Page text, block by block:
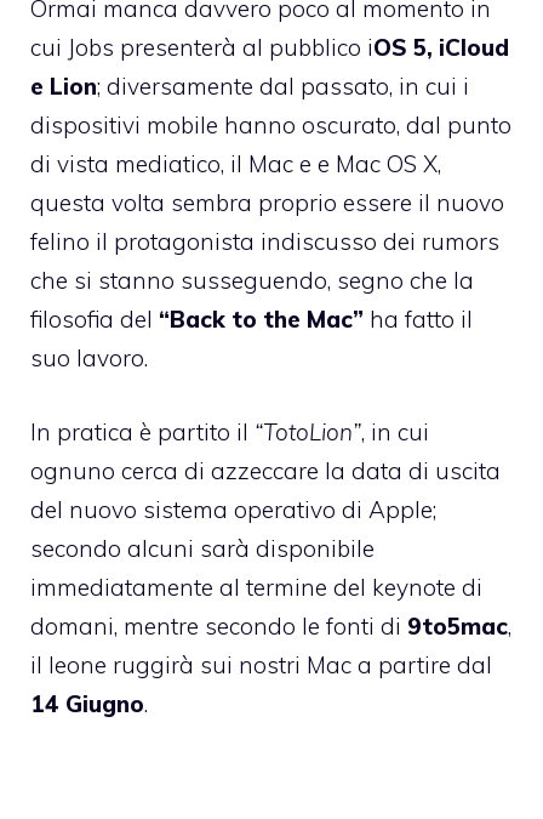
Ormai manca davvero poco al momento in
cui Jobs presenterà al pubblico iOS 5, iCloud
e Lion; diversamente dal passato, in cui i
dispositivi mobile hanno oscurato, dal punto
di vista mediatico, il Mac e e Mac OS X,
questa volta sembra proprio essere il nuovo
felino il protagonista indiscusso dei rumors
che si stanno susseguendo, segno che la
filosofia del “Back to the Mac” ha fatto il
suo lavoro.
In pratica è partito il “TotoLion”, in cui
ognuno cerca di azzeccare la data di uscita
del nuovo sistema operativo di Apple;
secondo alcuni sarà disponibile
immediatamente al termine del keynote di
domani, mentre secondo le fonti di 9to5mac,
il leone ruggirà sui nostri Mac a partire dal
14 Giugno.